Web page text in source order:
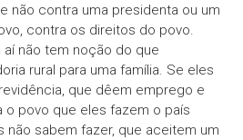
não contra uma presidenta ou um
contra os direitos do povo.
não tem noção do que
rural para uma família. Se eles
que dêem emprego e
o povo que eles fazem o país
não sabem fazer, que aceitem um